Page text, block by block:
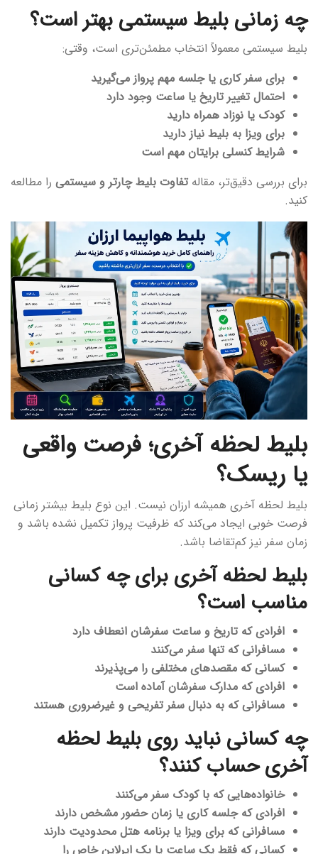
چه زمانی بلیط سیستمی بهتر است؟
بلیط سیستمی معمولاً انتخاب مطمئن‌تری است، وقتی:
برای سفر کاری یا جلسه مهم پرواز می‌گیرید
احتمال تغییر تاریخ یا ساعت وجود دارد
کودک یا نوزاد همراه دارید
برای ویزا به بلیط نیاز دارید
شرایط کنسلی برایتان مهم است
برای بررسی دقیق‌تر، مقاله تفاوت بلیط چارتر و سیستمی را مطالعه
کنید.
بلیط لحظه آخری؛ فرصت واقعی
یا ریسک؟
بلیط لحظه آخری همیشه ارزان نیست. این نوع بلیط بیشتر زمانی
فرصت خوبی ایجاد می‌کند که ظرفیت پرواز تکمیل نشده باشد و
زمان سفر نیز کم‌تقاضا باشد.
بلیط لحظه آخری برای چه کسانی
مناسب است؟
افرادی که تاریخ و ساعت سفرشان انعطاف دارد
مسافرانی که تنها سفر می‌کنند
کسانی که مقصدهای مختلفی را می‌پذیرند
افرادی که مدارک سفرشان آماده است
مسافرانی که به دنبال سفر تفریحی و غیرضروری هستند
چه کسانی نباید روی بلیط لحظه
آخری حساب کنند؟
خانواده‌هایی که با کودک سفر می‌کنند
افرادی که جلسه کاری یا زمان حضور مشخص دارند
مسافرانی که برای ویزا یا برنامه هتل محدودیت دارند
کسانی که فقط یک ساعت یا یک ایرلاین خاص را